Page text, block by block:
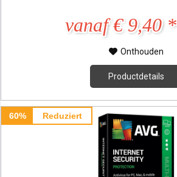
vanaf € 9,40 *
Onthouden
Productdetails
60% Reduziert